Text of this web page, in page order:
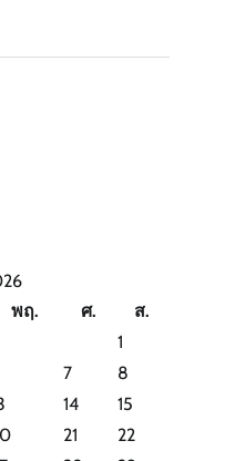
พฤ. ศ.
ส.
1
7
8
14
15
21
22